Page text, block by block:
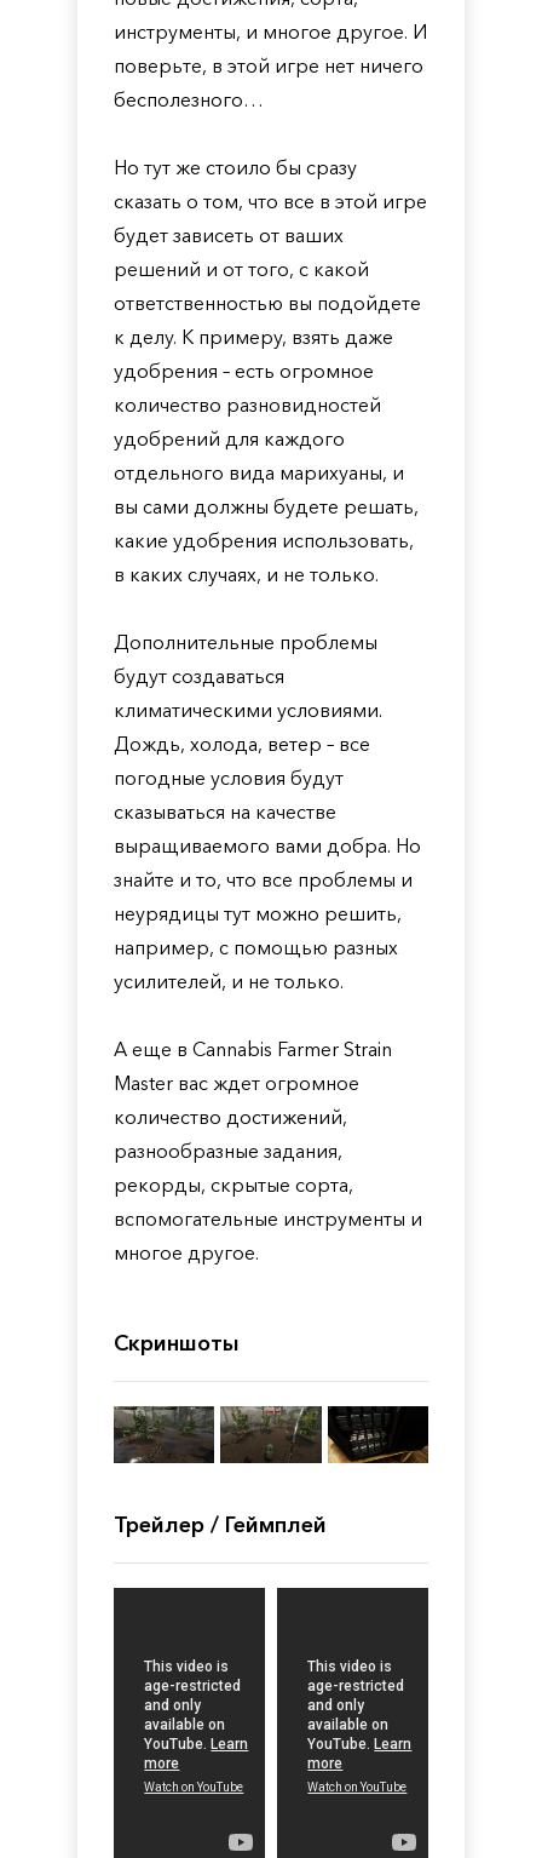
инструменты, и многое другое. И
поверьте, в этой игре нет ничего
бесполезного…
Но тут же стоило бы сразу
сказать о том, что все в этой игре
будет зависеть от ваших
решений и от того, с какой
ответственностью вы подойдете
к делу. К примеру, взять даже
удобрения – есть огромное
количество разновидностей
удобрений для каждого
отдельного вида марихуаны, и
вы сами должны будете решать,
какие удобрения использовать,
в каких случаях, и не только.
Дополнительные проблемы
будут создаваться
климатическими условиями.
Дождь, холода, ветер – все
погодные условия будут
сказываться на качестве
выращиваемого вами добра. Но
знайте и то, что все проблемы и
неурядицы тут можно решить,
например, с помощью разных
усилителей, и не только.
А еще в Cannabis Farmer Strain
Master вас ждет огромное
количество достижений,
разнообразные задания,
рекорды, скрытые сорта,
вспомогательные инструменты и
многое другое.
Скриншоты
Трейлер / Геймплей